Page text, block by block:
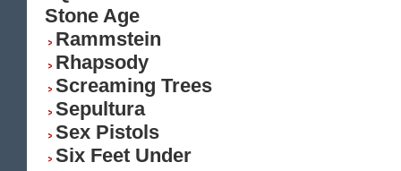
Stone Age
Rammstein
Rhapsody
Screaming Trees
Sepultura
Sex Pistols
Six Feet Under